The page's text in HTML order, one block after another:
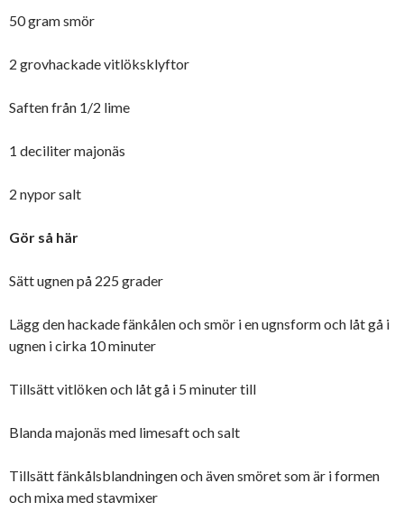
50 gram smör
2 grovhackade vitlöksklyftor
Saften från 1/2 lime
1 deciliter majonäs
2 nypor salt
Gör så här
Sätt ugnen på 225 grader
Lägg den hackade fänkålen och smör i en ugnsform och låt gå i
ugnen i cirka 10 minuter
Tillsätt vitlöken och låt gå i 5 minuter till
Blanda majonäs med limesaft och salt
Tillsätt fänkålsblandningen och även smöret som är i formen
och mixa med stavmixer